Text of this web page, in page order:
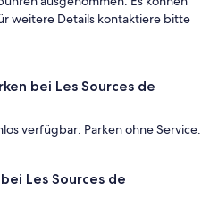
weitere Details kontaktiere bitte
bei Les Sources de
verfügbar: Parken ohne Service.
Les Sources de